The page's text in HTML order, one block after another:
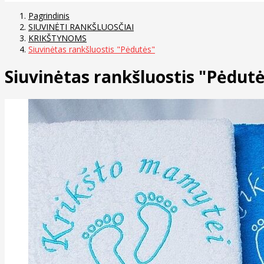
Pagrindinis
SIUVINĖTI RANKŠLUOSČIAI
KRIKŠTYNOMS
Siuvinėtas rankšluostis "Pėdutės"
Siuvinėtas rankšluostis